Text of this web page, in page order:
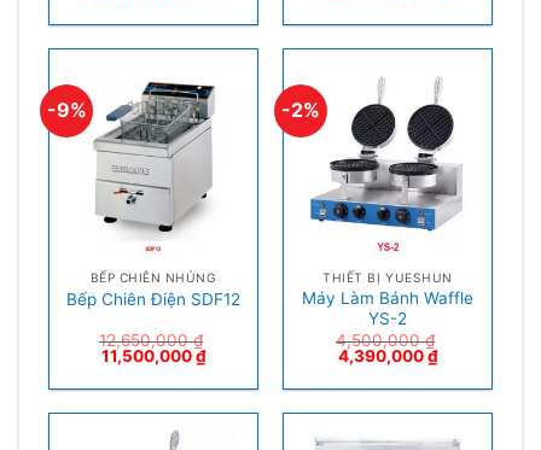
-9%
BẾP CHIÊN NHÚNG
Bếp Chiên Điện SDF12
12,650,000₫
11,500,000₫
-2%
THIẾT BỊ YUESHUN
Máy Làm Bánh Waffle
YS-2
4,500,000₫
4,390,000₫